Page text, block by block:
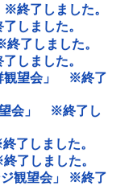
終了しました。
しました。
了しました。
しました。
観望会」 ※終了
望会」 ※終了し
了しました。
了しました。
観望会」 ※終了